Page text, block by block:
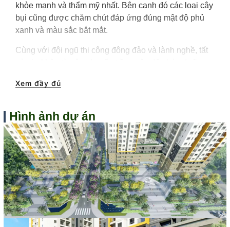
khỏe mạnh và thẩm mỹ nhất. Bên cạnh đó các loại cây
bụi cũng được chăm chút đáp ứng đúng mật độ phủ
xanh và màu sắc bắt mắt.
Cùng với đội ngũ thi công đông đảo và lành nghề, tất
tiến độ, đảm bảo thời gian bàn giao nghiệm thu cho
Xem đầy đủ
Hình ảnh dự án